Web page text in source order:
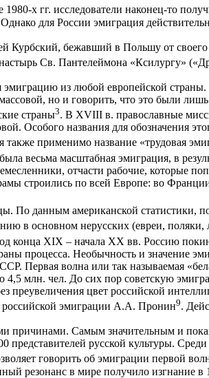
х гг. исследователи наконец-то
для России эмиграция
бежавший в Польшу от своего
Св. Пантелеймона «Ксилургу»
из любой европейской
но и говорить, что это были
страны3. В XVIII в. православные
Особого названия для обозначения
применимо название «трудовая
весьма масштабная эмиграция, в
отчасти рабочие, которые
строились по всей Европе: во
данным американской статистики,
в основном нерусских (евреи, поляки,
конца XIX – начала XX вв. Россию
процесса. Необычность и значение
Первая волна или так называемая
4,5 млн. чел. До сих пор советскую
преувеличения цвет российской
российской эмиграции А.А. Пронин9.
причинами. Самым значительным и
русской культуры.
говорить об эмиграции первой
в мире получило изгнание в